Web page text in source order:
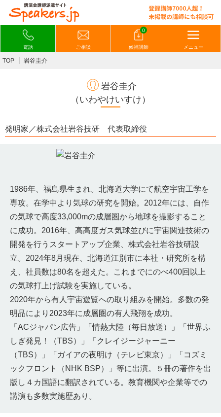
電話 ご相談
0
候補講師 メニュー
TOP 岩谷圭介
岩谷圭介
（いわやけいすけ）
発明家／株式会社岩谷技研 代表取締役
1986年、福島県生まれ。北海道大学にて航空宇宙工学を
専攻。在学中より気球の研究を開始。2012年には、自作
の気球で高度33,000mの成層圏から地球を撮影すること
に成功。2016年、高高度ガス気球並びに宇宙関連技術の
開発を行うスタートアップ企業、株式会社岩谷技研設
立。2024年8月現在、北海道江別市に本社・研究所を構
え、社員数は80名を超えた。これまでにのべ400回以上
の気球打上げ試験を実施している。
2020年から有人宇宙遊覧への取り組みを開始。多数の発
明品により2023年に成層圏の有人飛翔を成功。
「ACジャパン広告」「情熱大陸（毎日放送）」「世界ふ
しぎ発見！（TBS）」「クレイジージャーニー
（TBS）」「ガイアの夜明け（テレビ東京）」「コズミ
ックフロント（NHK BSP）」等に出演。５冊の著作を出
版し４カ国語に翻訳されている。教育機関や企業等での
講演も多数実施歴あり。